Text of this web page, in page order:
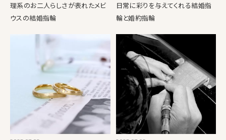
理系のお二人らしさが表れたメビ
ウスの結婚指輪
日常に彩りを与えてくれる結婚指
輪と婚約指輪